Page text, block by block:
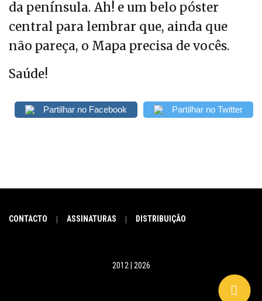
da península. Ah! e um belo póster
central para lembrar que, ainda que
não pareça, o Mapa precisa de vocês.
Saúde!
Partilhar no Facebook Partilhar no Twitter
CONTACTO | ASSINATURAS | DISTRIBUIÇÃO
2012 | 2026